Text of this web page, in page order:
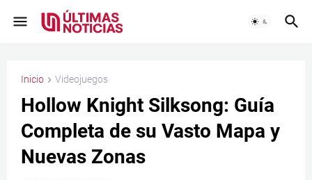
Inicio Videojuegos
Hollow Knight Silksong: Guía
Completa de su Vasto Mapa y
Nuevas Zonas